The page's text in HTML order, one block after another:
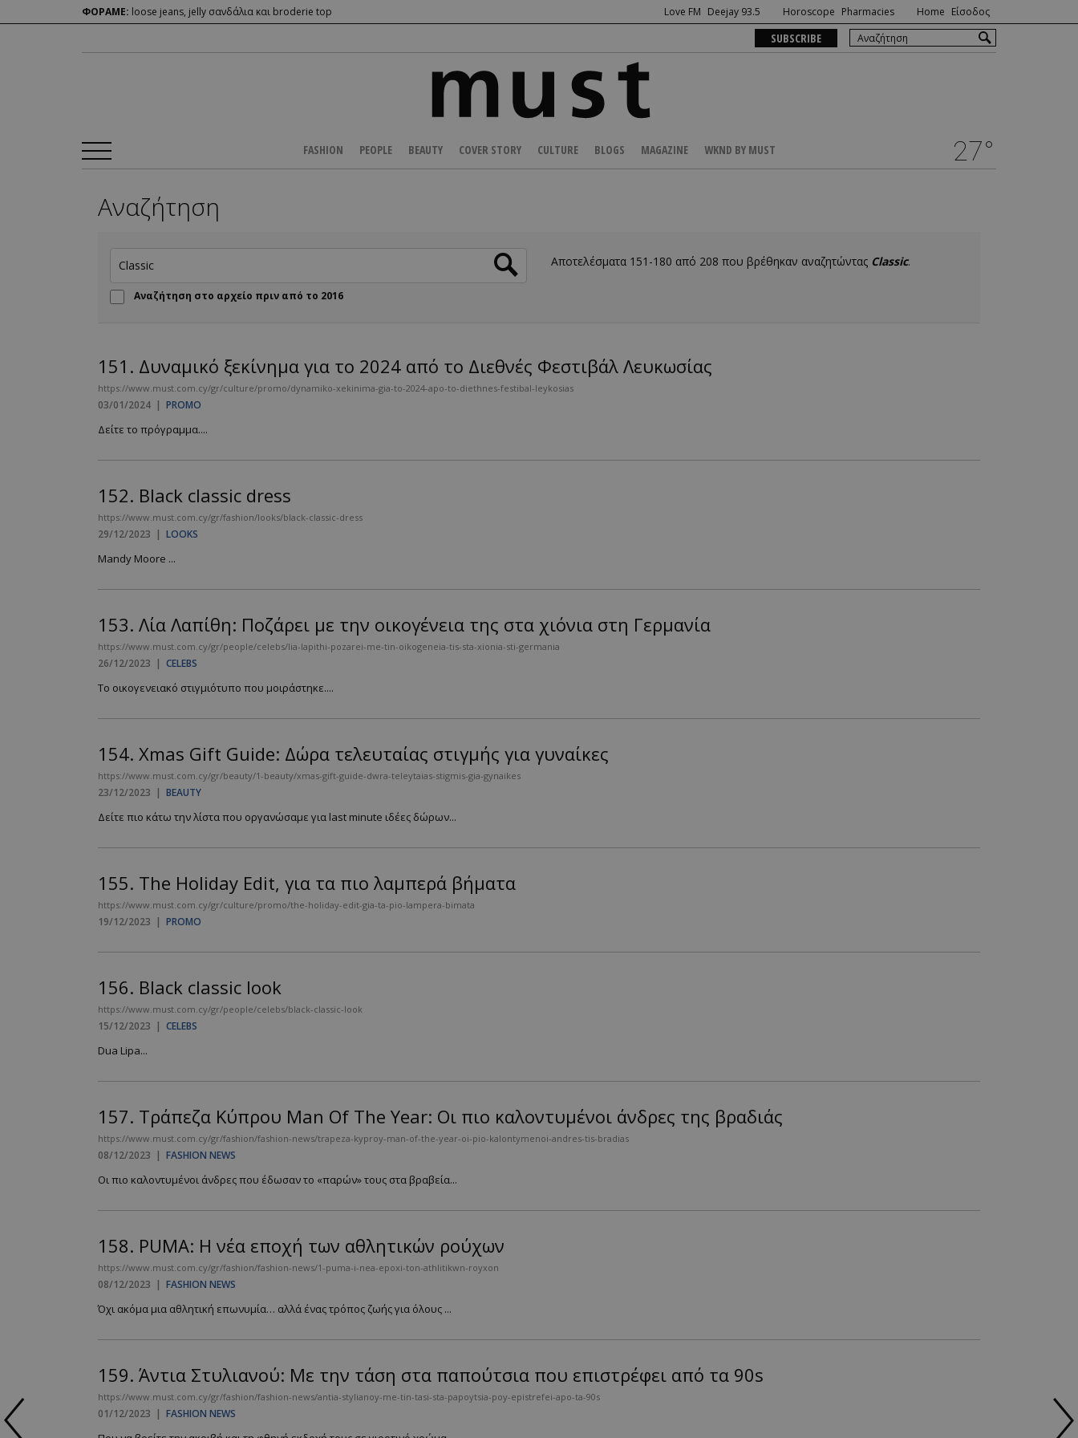
ΦΟΡΑΜΕ: loose jeans, jelly σανδάλια και broderie top Love FM Deejay 93.5 Horoscope Pharmacies Home Είσοδος
SUBSCRIBE
FASHION PEOPLE BEAUTY COVER STORY CULTURE BLOGS MAGAZINE WKND BY MUST 27°
Αναζήτηση
Αναζήτηση στο αρχείο πριν από το 2016
Αποτελέσματα 151-180 από 208 που βρέθηκαν αναζητώντας Classic.
151. Δυναμικό ξεκίνημα για το 2024 από το Διεθνές Φεστιβάλ Λευκωσίας
https://www.must.com.cy/gr/culture/promo/dynamiko-xekinima-gia-to-2024-apo-to-diethnes-festibal-leykosias
03/01/2024 | PROMO
Δείτε το πρόγραμμα....
152. Black classic dress
https://www.must.com.cy/gr/fashion/looks/black-classic-dress
29/12/2023 | LOOKS
Mandy Moore ...
153. Λία Λαπίθη: Ποζάρει με την οικογένεια της στα χιόνια στη Γερμανία
https://www.must.com.cy/gr/people/celebs/lia-lapithi-pozarei-me-tin-oikogeneia-tis-sta-xionia-sti-germania
26/12/2023 | CELEBS
Το οικογενειακό στιγμιότυπο που μοιράστηκε....
154. Xmas Gift Guide: Δώρα τελευταίας στιγμής για γυναίκες
https://www.must.com.cy/gr/beauty/1-beauty/xmas-gift-guide-dwra-teleytaias-stigmis-gia-gynaikes
23/12/2023 | BEAUTY
Δείτε πιο κάτω την λίστα που οργανώσαμε για last minute ιδέες δώρων...
155. The Holiday Edit, για τα πιο λαμπερά βήματα
https://www.must.com.cy/gr/culture/promo/the-holiday-edit-gia-ta-pio-lampera-bimata
19/12/2023 | PROMO
156. Black classic look
https://www.must.com.cy/gr/people/celebs/black-classic-look
15/12/2023 | CELEBS
Dua Lipa...
157. Τράπεζα Κύπρου Man Of The Year: Οι πιο καλοντυμένοι άνδρες της βραδιάς
https://www.must.com.cy/gr/fashion/fashion-news/trapeza-kyproy-man-of-the-year-oi-pio-kalontymenoi-andres-tis-bradias
08/12/2023 | FASHION NEWS
Οι πιο καλοντυμένοι άνδρες που έδωσαν το «παρών» τους στα βραβεία...
158. PUMA: Η νέα εποχή των αθλητικών ρούχων
https://www.must.com.cy/gr/fashion/fashion-news/1-puma-i-nea-epoxi-ton-athlitikwn-royxon
08/12/2023 | FASHION NEWS
Όχι ακόμα μια αθλητική επωνυμία… αλλά ένας τρόπος ζωής για όλους ...
159. Άντια Στυλιανού: Με την τάση στα παπούτσια που επιστρέφει από τα 90s
https://www.must.com.cy/gr/fashion/fashion-news/antia-stylianoy-me-tin-tasi-sta-papoytsia-poy-epistrefei-apo-ta-90s
01/12/2023 | FASHION NEWS